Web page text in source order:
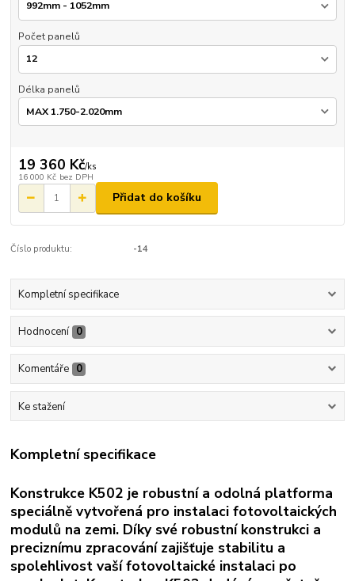
Počet panelů
Délka panelů
19 360 Kč/ks
16 000 Kč bez DPH
Přidat do košíku
Číslo produktu: -14
Kompletní specifikace
Hodnocení 0
Komentáře 0
Ke stažení
Kompletní specifikace
Konstrukce K502 je robustní a odolná platforma
speciálně vytvořená pro instalaci fotovoltaických
modulů na zemi. Díky své robustní konstrukci a
preciznímu zpracování zajišťuje stabilitu a
spolehlivost vaší fotovoltaické instalaci po